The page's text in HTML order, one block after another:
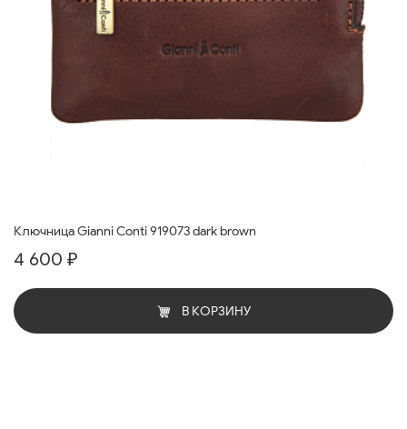
Ключница Gianni Conti 919073 dark brown
4 600 ₽
В КОРЗИНУ